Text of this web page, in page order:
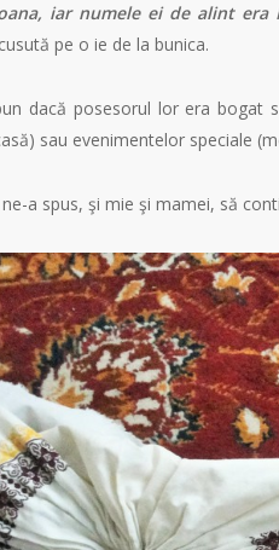
iar numele ei de alint era
pe o ie de la bunica.
dacă posesorul lor era bogat
sau evenimentelor speciale
a spus, şi mie şi mamei, să